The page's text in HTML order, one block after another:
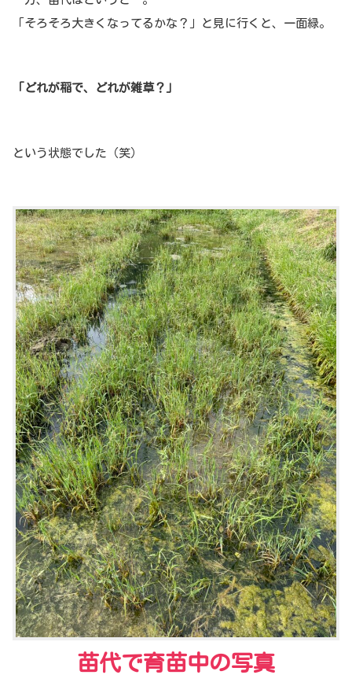
「そろそろ大きくなってるかな？」と見に行くと、一面緑。
「どれが稲で、どれが雑草？」
という状態でした（笑）
苗代で育苗中の写真